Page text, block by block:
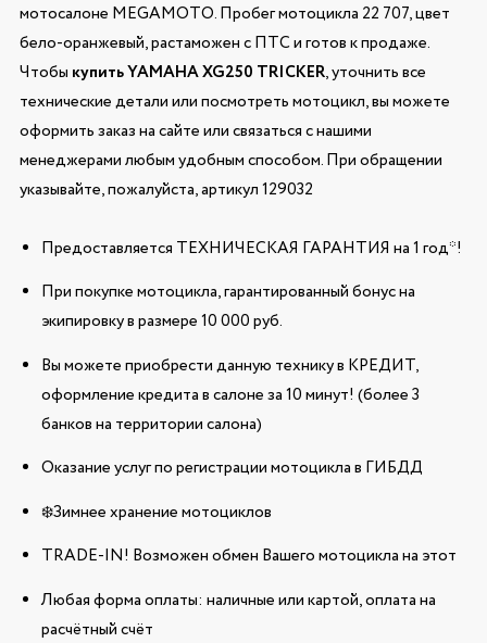
мотосалоне MEGAMOTO. Пробег мотоцикла 22 707, цвет
бело-оранжевый, растаможен с ПТС и готов к продаже.
Чтобы купить YAMAHA XG250 TRICKER, уточнить все
технические детали или посмотреть мотоцикл, вы можете
оформить заказ на сайте или связаться с нашими
менеджерами любым удобным способом. При обращении
указывайте, пожалуйста, артикул 129032
Предоставляется ТЕХНИЧЕСКАЯ ГАРАНТИЯ на 1 год*!
При покупке мотоцикла, гарантированный бонус на
экипировку в размере 10 000 руб.
Вы можете приобрести данную технику в КРЕДИТ,
оформление кредита в салоне за 10 минут! (более 3
банков на территории салона)
Оказание услуг по регистрации мотоцикла в ГИБДД
❄️Зимнее хранение мотоциклов
TRADE-IN! Возможен обмен Вашего мотоцикла на этот
Любая форма оплаты: наличные или картой, оплата на
расчётный счёт